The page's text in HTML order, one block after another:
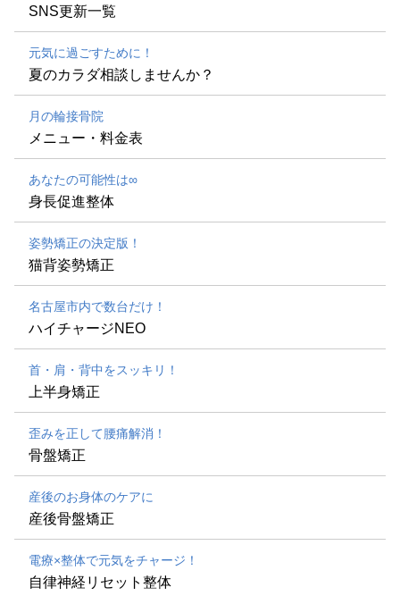
SNS更新一覧
元気に過ごすために！
夏のカラダ相談しませんか？
月の輪接骨院
メニュー・料金表
あなたの可能性は∞
身長促進整体
姿勢矯正の決定版！
猫背姿勢矯正
名古屋市内で数台だけ！
ハイチャージNEO
首・肩・背中をスッキリ！
上半身矯正
歪みを正して腰痛解消！
骨盤矯正
産後のお身体のケアに
産後骨盤矯正
電療×整体で元気をチャージ！
自律神経リセット整体